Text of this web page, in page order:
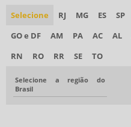
Selecione RJ MG ES SP
GO e DF
AM PA AC AL
RN
RO RR SE TO
Selecione a região do
Brasil